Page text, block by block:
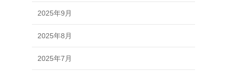
2025年9月
2025年8月
2025年7月